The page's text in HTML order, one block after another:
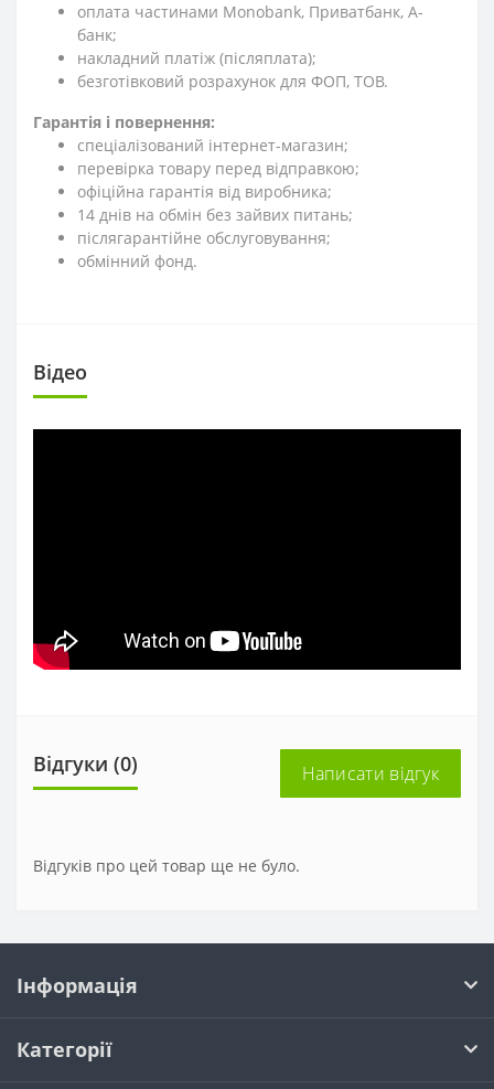
оплата частинами Monobank, Приватбанк, А-
банк;
накладний платіж (післяплата);
безготівковий розрахунок для ФОП, ТОВ.
Гарантія і повернення:
спеціалізований інтернет-магазин;
перевірка товару перед відправкою;
офіційна гарантія від виробника;
14 днів на обмін без зайвих питань;
післягарантійне обслуговування;
обмінний фонд.
Вiдео
Відгуки (0) Написати відгук
Відгуків про цей товар ще не було.
Інформація
Категорії